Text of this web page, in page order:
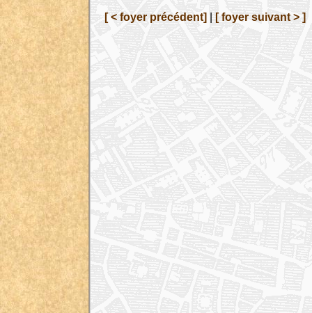
[ < foyer précédent] [ foyer suivant > ]